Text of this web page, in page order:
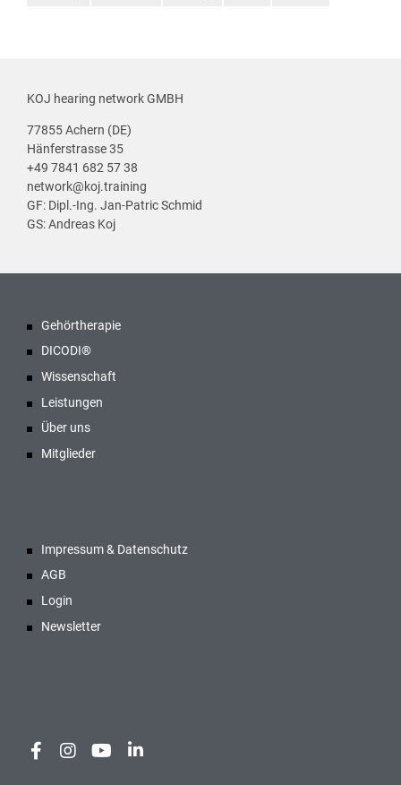
KOJ hearing network GMBH
77855 Achern (DE)
Hänferstrasse 35
+49 7841 682 57 38
network@koj.training
GF: Dipl.-Ing. Jan-Patric Schmid
GS: Andreas Koj
Gehörtherapie
DICODI®
Wissenschaft
Leistungen
Über uns
Mitglieder
Impressum & Datenschutz
AGB
Login
Newsletter